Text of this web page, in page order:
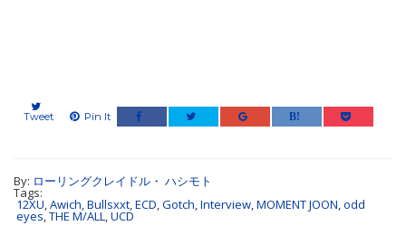
Tweet Pin It
By: ローリングクレイドル・ ハシモト
Tags:
12XU,Awich,Bullsxxt,ECD,Gotch,Interview,MOMENT JOON,odd
eyes,THE M/ALL,UCD